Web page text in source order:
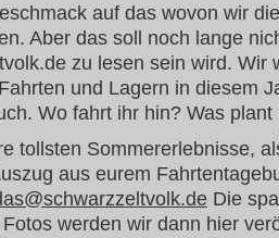
auf das wovon wir
Aber das soll noch lange
zu lesen sein wird. Wir
und Lagern in diesem
Wo fahrt ihr hin? Was
tollsten Sommererlebnisse,
aus eurem
Die
werden wir dann hier